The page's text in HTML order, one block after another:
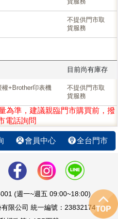
不提供門市取
貨服務
目前尚有庫存
權+Brother印表機
不提供門市取
貨服務
為準，建議親臨門市購買前，撥
電話詢問
會員中心 全台門市
(週一~週五 09:00~18:00)
限公司 統一編號：23832174